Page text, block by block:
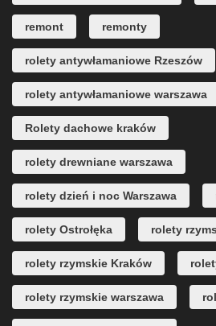
remont remonty
rolety antywłamaniowe Rzeszów
rolety antywłamaniowe warszawa
Rolety dachowe kraków
rolety drewniane warszawa
rolety dzień i noc Warszawa
rolety Ostrołęka rolety
rolety rzymskie Kraków
rolety rzymskie warszawa